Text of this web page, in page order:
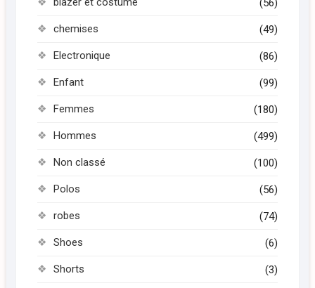
(56)
chemises (49)
Electronique (86)
Enfant (99)
Femmes (180)
Hommes (499)
Non classé (100)
Polos (56)
robes (74)
Shoes (6)
Shorts (3)